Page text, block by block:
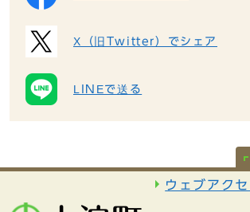
X（旧Twitter）でシェア
LINEで送る
ウェブアク